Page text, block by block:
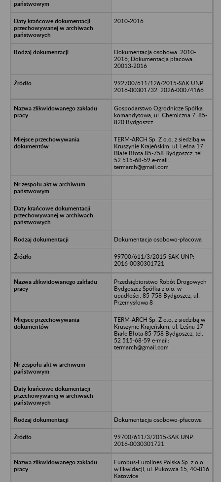
2010-2016
Dokumentacja osobowa: 2010-
2016; Dokumentacja płacowa:
20013-2016
992700/611/126/2015-SAK UNP:
2016-00301732, 2026-00074166
Gospodarstwo Ogrodnicze Spółka
komandytowa, ul. Chemiczna 7, 85-
820 Bydgoszcz
TERM-ARCH Sp. Z o.o. z siedzibą w
Kruszynie Krajeńskim, ul. Leśna 17
Białe Błota 85-758 Bydgoszcz, tel.
52 515-68-59 e-mail:
termarch@gmail.com
Dokumentacja osobowo-płacowa
99700/611/3/2015-SAK UNP:
2016-0030301721
Przedsiębiorstwo Robót Drogowych
Bydgoszcz Spółka z o.o. w
upadłości, 85-758 Bydgoszcz, ul.
Przemysłowa 8
TERM-ARCH Sp. Z o.o. z siedzibą w
Kruszynie Krajeńskim, ul. Leśna 17
Białe Błota 85-758 Bydgoszcz, tel.
52 515-68-59 e-mail:
termarch@gmail.com
Dokumentacja osobowo-płacowa
99700/611/3/2015-SAK UNP:
2016-0030301721
Eurobus-Eurolines Polska Sp. z o.o.
w likwidacji, ul. Pukowca 15, 40-816
Katowice